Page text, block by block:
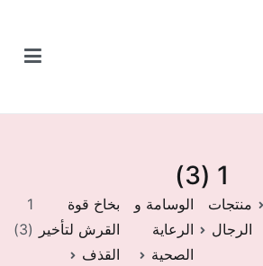
1 (3)
منتجات
الرجال
الوسامة و
الرعاية
الصحية
بخاخ قوة
القرش لتأخير
القذف
1
(3)